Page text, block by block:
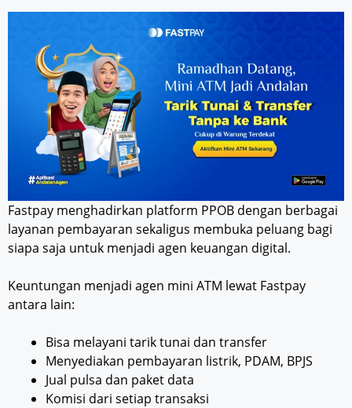
Fastpay menghadirkan platform PPOB dengan berbagai
layanan pembayaran sekaligus membuka peluang bagi
siapa saja untuk menjadi agen keuangan digital.
Keuntungan menjadi agen mini ATM lewat Fastpay
antara lain:
Bisa melayani tarik tunai dan transfer
Menyediakan pembayaran listrik, PDAM, BPJS
Jual pulsa dan paket data
Komisi dari setiap transaksi